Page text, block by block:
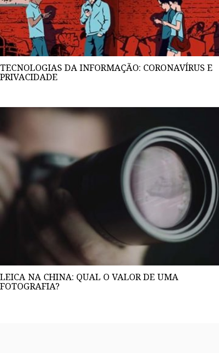
TECNOLOGIAS DA INFORMAÇÃO: CORONAVÍRUS E
PRIVACIDADE
LEICA NA CHINA: QUAL O VALOR DE UMA
FOTOGRAFIA?